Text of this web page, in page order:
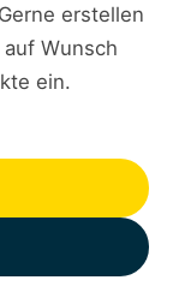
erstellen
Wunsch
ein.